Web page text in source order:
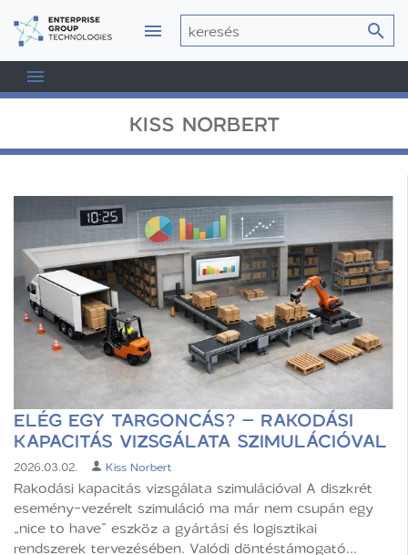
KISS NORBERT
ELÉG EGY TARGONCÁS? – RAKODÁSI
KAPACITÁS VIZSGÁLATA SZIMULÁCIÓVAL
2026.03.02. Kiss Norbert
Rakodási kapacitás vizsgálata szimulációval A diszkrét
esemény-vezérelt szimuláció ma már nem csupán egy
„nice to have” eszköz a gyártási és logisztikai
rendszerek tervezésében. Valódi döntéstámogató...